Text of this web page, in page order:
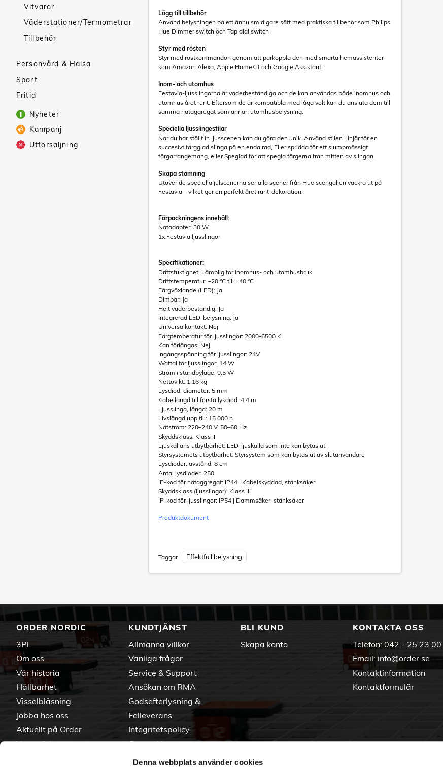
Denna webbplats använder cookies
Vitvaror
Väderstationer/Termometrar
Tillbehör
Personvård & Hälsa
Sport
Fritid
Nyheter
Kampanj
Utförsäljning
Lägg till tillbehör
Använd belysningen på ett ännu smidigare sätt med praktiska tillbehör som Philips
Hue Dimmer switch och Tap dial switch
Styr med rösten
Styr med röstkommandon genom att parkoppla den med smarta hemassistenter
som Amazon Alexa, Apple HomeKit och Google Assistant.
Inom- och utomhus
Festavia-ljusslingorna är väderbeständiga och de kan användas både inomhus och
utomhus året runt. Eftersom de är kompatibla med låga volt kan du ansluta dem till
samma nätaggregat som annan utomhusbelysning.
Speciella ljusslingestilar
När du har ställt in ljusscenen kan du göra den unik. Använd stilen Linjär för en
succesivt färgglad slinga på en enda rad, Eller spridda för ett slumpmässigt
färgarrangemang, eller Speglad för att spegla färgerna från mitten av slingan.
Skapa stämning
Utöver de speciella julscenerna ser alla scener från Hue scengalleri vackra ut på
Festavia – vilket ger en perfekt året runt-dekoration.
Förpackningens innehåll:
Nätadapter: 30 W
1x Festavia ljusslingor
Specifikationer:
Driftsfuktighet: Lämplig för inomhus- och utomhusbruk
Driftstemperatur: –20 °C till +40 °C
Färgväxlande (LED): Ja
Dimbar: Ja
Helt väderbeständig: Ja
Integrerad LED-belysning: Ja
Universalkontakt: Nej
Färgtemperatur för ljusslingor: 2000-6500 K
Kan förlängas: Nej
Ingångsspänning för ljusslingor: 24V
Wattal för ljusslingor: 14 W
Ström i standbyläge: 0,5 W
Nettovikt: 1,16 kg
Lysdiod, diameter: 5 mm
Kabellängd till första lysdiod: 4,4 m
Ljusslinga, längd: 20 m
Livslängd upp till: 15 000 h
Nätström: 220–240 V, 50–60 Hz
Skyddsklass: Klass II
Ljuskällans utbytbarhet: LED-ljuskälla som inte kan bytas ut
Styrsystemets utbytbarhet: Styrsystem som kan bytas ut av slutanvändare
Lysdioder, avstånd: 8 cm
Antal lysdioder: 250
IP-kod för nätaggregat: IP44 | Kabelskyddad, stänksäker
Skyddsklass (ljusslingor): Klass III
IP-kod för ljusslingor: IP54 | Dammsäker, stänksäker
Produktdokument
Taggar Effektfull belysning
ORDER NORDIC
3PL
Om oss
Vår historia
Hållbarhet
Visselblåsning
Jobba hos oss
Aktuellt på Order
Varumärken
KUNDTJÄNST
Allmänna villkor
Vanliga frågor
Service & Support
Ansökan om RMA
Godsefterlysning &
Felleverans
Integritetspolicy
Om cookies
BLI KUND
Skapa konto
KONTAKTA OSS
Telefon: 042 - 25 23 00
Email: info@order.se
Kontaktinformation
Kontaktformulär